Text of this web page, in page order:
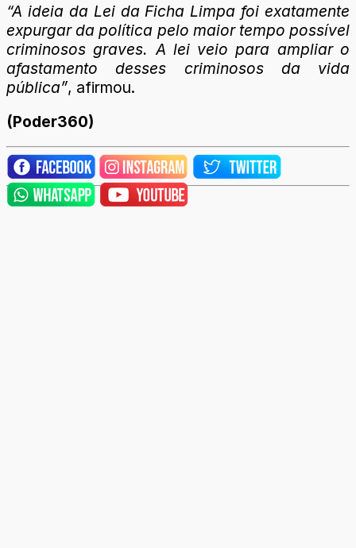
“A ideia da Lei da Ficha Limpa foi exatamente
expurgar da política pelo maior tempo possível
criminosos graves. A lei veio para ampliar o
afastamento desses criminosos da vida
pública”, afirmou.
(Poder360)